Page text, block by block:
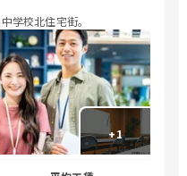
学校北住宅街。
+1